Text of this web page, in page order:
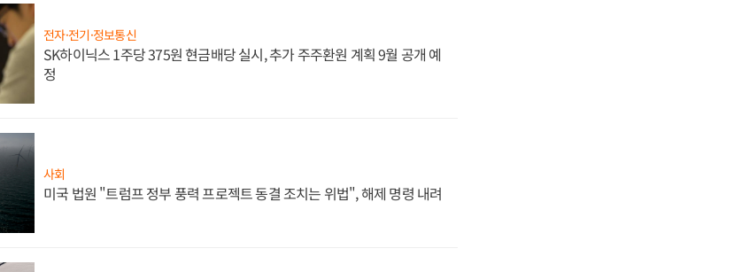
전자·전기·정보통신
SK하이닉스 1주당 375원 현금배당 실시, 추가 주주환원 계획 9월 공개 예
정
사회
미국 법원 "트럼프 정부 풍력 프로젝트 동결 조치는 위법", 해제 명령 내려